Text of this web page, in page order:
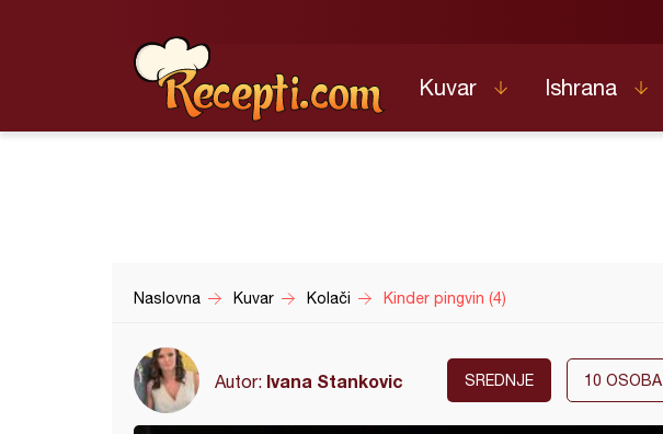
Kuvar Ishrana
Naslovna Kuvar Kolači Kinder pingvin (4)
Autor: Ivana Stankovic SREDNJE 10 OSOBA